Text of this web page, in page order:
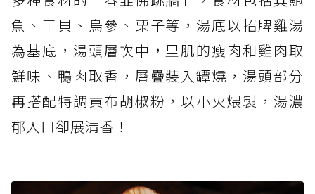
魚、干貝、烏參、栗子等，湯底以招牌雞湯
為基底，湯頭層次中，里肌的瘦肉和雞肉取
鮮味、鴨肉取香，層疊裝入罈燒，湯頭部分
再搭配特調貢布胡椒粉，以小火煨製，湯濃
郁入口卻展清香！